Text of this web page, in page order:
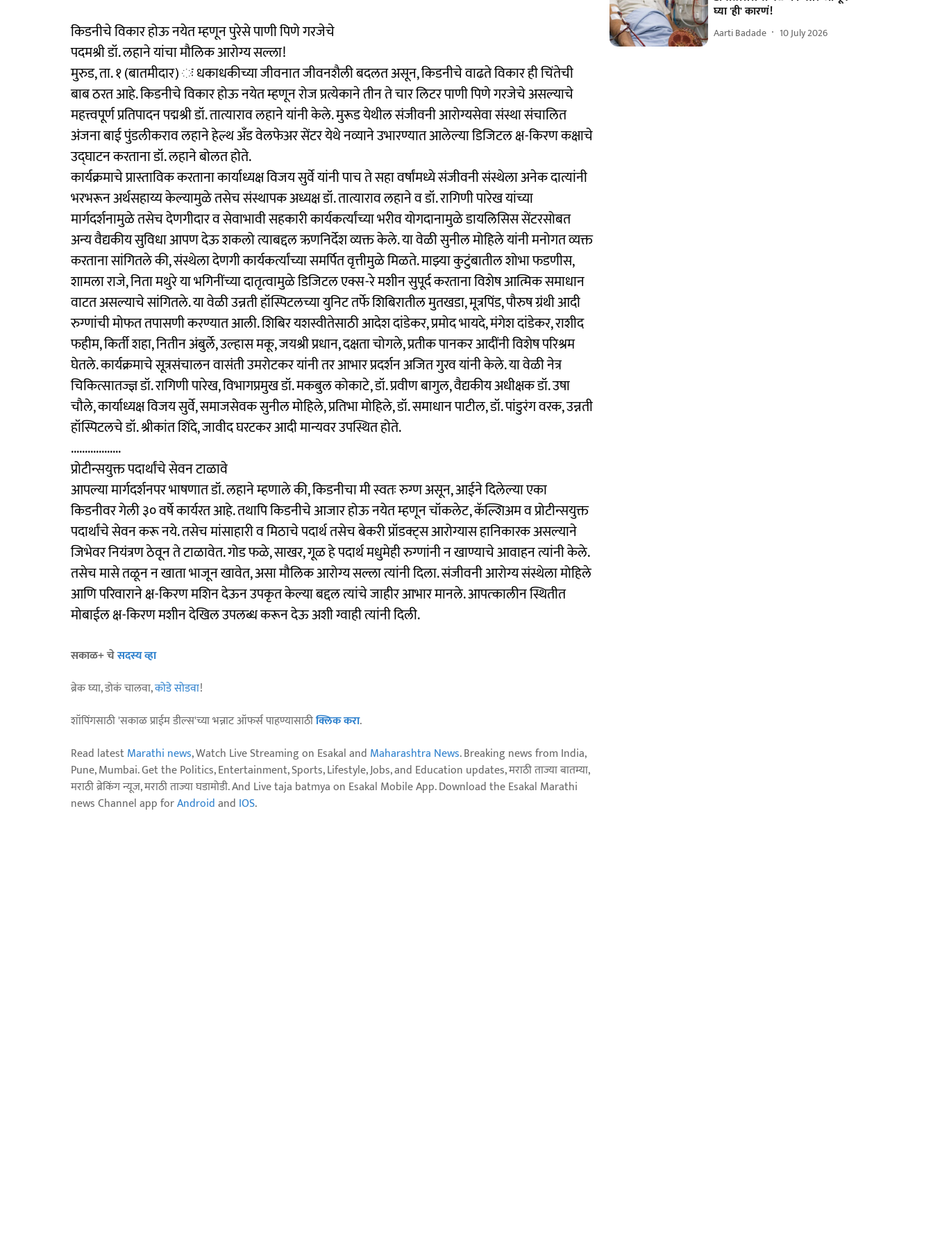
किडनीचे विकार होऊ नयेत म्हणून पुरेसे पाणी पिणे गरजेचे
पदमश्री डॉ. लहाने यांचा मौलिक आरोग्य सल्ला!
मुरुड, ता. १ (बातमीदार) ः धकाधकीच्या जीवनात जीवनशैली बदलत असून, किडनीचे वाढते विकार ही चिंतेची
बाब ठरत आहे. किडनीचे विकार होऊ नयेत म्हणून रोज प्रत्येकाने तीन ते चार लिटर पाणी पिणे गरजेचे असल्याचे
महत्त्वपूर्ण प्रतिपादन पद्मश्री डॉ. तात्याराव लहाने यांनी केले. मुरूड येथील संजीवनी आरोग्यसेवा संस्था संचालित
अंजना बाई पुंडलीकराव लहाने हेल्थ अँड वेलफेअर सेंटर येथे नव्याने उभारण्यात आलेल्या डिजिटल क्ष-किरण कक्षाचे
उद्‌घाटन करताना डॉ. लहाने बोलत होते.
कार्यक्रमाचे प्रास्ताविक करताना कार्याध्यक्ष विजय सुर्वे यांनी पाच ते सहा वर्षांमध्ये संजीवनी संस्थेला अनेक दात्यांनी
भरभरून अर्थसहाय्य केल्यामुळे तसेच संस्थापक अध्यक्ष डॉ. तात्याराव लहाने व डॉ. रागिणी पारेख यांच्या
मार्गदर्शनामुळे तसेच देणगीदार व सेवाभावी सहकारी कार्यकर्त्यांच्या भरीव योगदानामुळे डायलिसिस सेंटरसोबत
अन्य वैद्यकीय सुविधा आपण देऊ शकलो त्याबद्दल ऋणनिर्देश व्यक्त केले. या वेळी सुनील मोहिले यांनी मनोगत व्यक्त
करताना सांगितले की, संस्थेला देणगी कार्यकर्त्यांच्या समर्पित वृत्तीमुळे मिळते. माझ्या कुटुंबातील शोभा फडणीस,
शामला राजे, निता मथुरे या भगिनींच्या दातृत्वामुळे डिजिटल एक्स-रे मशीन सुपूर्द करताना विशेष आत्मिक समाधान
वाटत असल्याचे सांगितले. या वेळी उन्नती हॉस्पिटलच्या युनिट तर्फे शिबिरातील मुतखडा, मूत्रपिंड, पौरुष ग्रंथी आदी
रुग्णांची मोफत तपासणी करण्यात आली. शिबिर यशस्वीतेसाठी आदेश दांडेकर, प्रमोद भायदे, मंगेश दांडेकर, राशीद
फहीम, किर्ती शहा, नितीन अंबुर्ले, उल्हास मकू, जयश्री प्रधान, दक्षता चोगले, प्रतीक पानकर आदींनी विशेष परिश्रम
घेतले. कार्यक्रमाचे सूत्रसंचालन वासंती उमरोटकर यांनी तर आभार प्रदर्शन अजित गुरव यांनी केले. या वेळी नेत्र
चिकित्सातज्ज्ञ‍ डॉ. रागिणी पारेख, विभागप्रमुख डॉ. मकबुल कोकाटे, डॉ. प्रवीण बागुल, वैद्यकीय अधीक्षक डॉ. उषा
चौले, कार्याध्यक्ष विजय सुर्वे, समाजसेवक सुनील मोहिले, प्रतिभा मोहिले, डॉ. समाधान पाटील, डॉ. पांडुरंग वरक, उन्नती
हॉस्पिटलचे डॉ. श्रीकांत शिंदे, जावीद घरटकर आदी मान्यवर उपस्थित होते.
..................
प्रोटीन्सयुक्त पदार्थांचे सेवन टाळावे
आपल्या मार्गदर्शनपर भाषणात डॉ. लहाने म्हणाले की, किडनीचा मी स्वतः रुग्ण असून, आईने दिलेल्या एका
किडनीवर गेली ३० वर्षे कार्यरत आहे. तथापि किडनीचे आजार होऊ नयेत म्हणून चॉकलेट, कॅल्शिअम व प्रोटीन्सयुक्त
पदार्थांचे सेवन करू नये. तसेच मांसाहारी व मिठाचे पदार्थ तसेच बेकरी प्रॉडक्ट्स आरोग्यास हानिकारक असल्याने
जिभेवर नियंत्रण ठेवून ते टाळावेत. गोड फळे, साखर, गूळ हे पदार्थ मधुमेही रुग्णांनी न खाण्याचे आवाहन त्यांनी केले.
तसेच मासे तळून न खाता भाजून खावेत, असा मौलिक आरोग्य सल्ला त्यांनी दिला. संजीवनी आरोग्य संस्थेला मोहिले
आणि परिवाराने क्ष-किरण मशिन देऊन उपकृत केल्या बद्दल त्यांचे जाहीर आभार मानले. आपत्‍कालीन स्थितीत
मोबाईल क्ष-किरण मशीन देखिल उपलब्ध करून देऊ अशी ग्वाही त्यांनी दिली.
सकाळ+ चेसदस्य व्हा
ब्रेक घ्या, डोकं चालवा,कोडे सोडवा!
शॉपिंगसाठी 'सकाळ प्राईम डील्स'च्या भन्नाट ऑफर्स पाहण्यासाठीक्लिक करा.
Read latestMarathi news, Watch Live Streaming on Esakal and Maharashtra News. Breaking news from India,
Pune, Mumbai. Get the Politics, Entertainment, Sports, Lifestyle, Jobs, and Education updates, मराठी ताज्या बातम्या,
मराठी ब्रेकिंग न्यूज, मराठी ताज्या घडामोडी. And Live taja batmya on Esakal Mobile App. Download the Esakal Marathi
news Channel app forAndroidand IOS.
घ्या 'ही' कारणं!
Aarti Badade 10 July 2026